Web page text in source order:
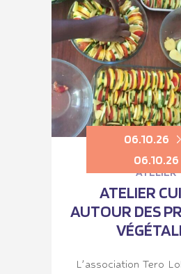
06.10.26
06.10.26
ATELIER
ATELIER
AUTOUR DES
L’association Tero